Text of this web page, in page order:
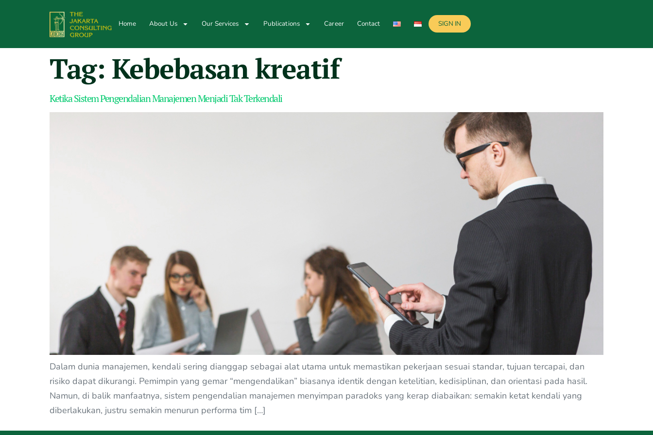
Home About Us Our Services Publications Career Contact SIGN IN
Tag: Kebebasan kreatif
Ketika Sistem Pengendalian Manajemen Menjadi Tak Terkendali
Dalam dunia manajemen, kendali sering dianggap sebagai alat utama untuk memastikan pekerjaan sesuai standar, tujuan tercapai, dan
risiko dapat dikurangi. Pemimpin yang gemar “mengendalikan” biasanya identik dengan ketelitian, kedisiplinan, dan orientasi pada hasil.
Namun, di balik manfaatnya, sistem pengendalian manajemen menyimpan paradoks yang kerap diabaikan: semakin ketat kendali yang
diberlakukan, justru semakin menurun performa tim […]